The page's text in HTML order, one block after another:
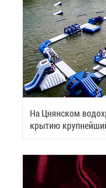
На Цнян­ском
кры­тию
Бе­ла­ру­си